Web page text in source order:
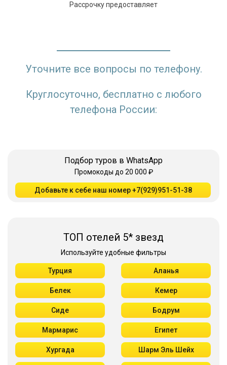
Рассрочку предоставляет
Уточните все вопросы по телефону.
Круглосуточно, бесплатно с любого
телефона России:
Подбор туров в WhatsApp
Промокоды до 20 000 ₽
Добавьте к себе наш номер +7(929)951-51-38
ТОП отелей 5* звезд
Используйте удобные фильтры
Турция Аланья
Белек Кемер
Сиде Бодрум
Мармарис Египет
Хургада Шарм Эль Шейх